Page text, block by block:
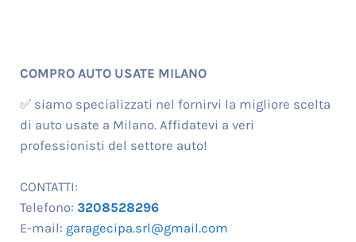
COMPRO AUTO USATE MILANO
✅ siamo specializzati nel fornirvi la migliore scelta
di auto usate a Milano. Affidatevi a veri
professionisti del settore auto!
CONTATTI:
Telefono: 3208528296
E-mail: garagecipa.srl@gmail.com